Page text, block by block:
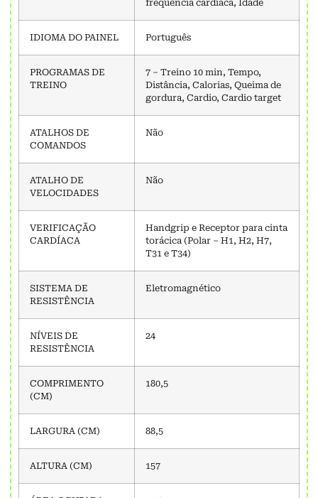
frequência cardíaca, Idade
IDIOMA DO PAINEL Português
PROGRAMAS DE
TREINO
7 – Treino 10 min, Tempo,
Distância, Calorias, Queima de
gordura, Cardio, Cardio target
ATALHOS DE
COMANDOS
Não
ATALHO DE
VELOCIDADES
Não
VERIFICAÇÃO
CARDÍACA
Handgrip e Receptor para cinta
torácica (Polar – H1, H2, H7,
T31 e T34)
SISTEMA DE
RESISTÊNCIA
Eletromagnético
NÍVEIS DE
RESISTÊNCIA
24
COMPRIMENTO
(CM)
180,5
LARGURA (CM) 88,5
ALTURA (CM) 157